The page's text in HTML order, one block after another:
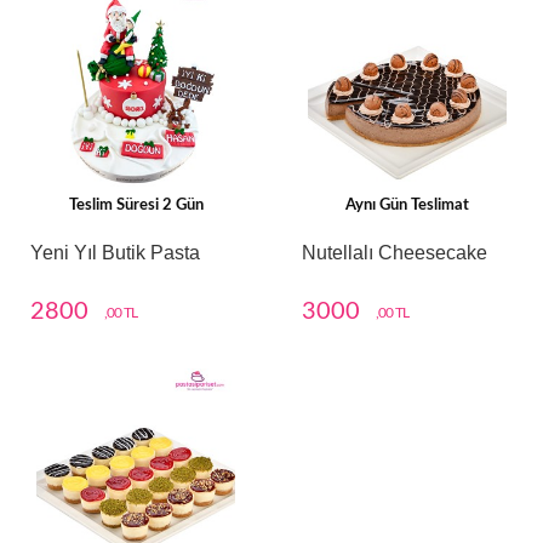
Teslim Süresi 2 Gün
Yeni Yıl Butik Pasta
2800 ,00 TL
Aynı Gün Teslimat
Nutellalı Cheesecake
3000 ,00 TL